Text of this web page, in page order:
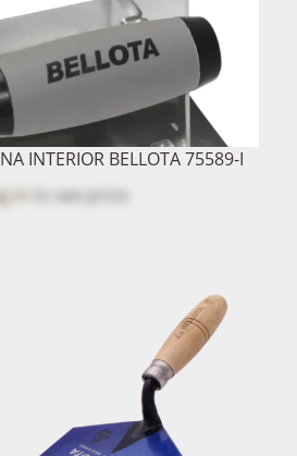
INTERIOR BELLOTA 75589-I
into see price